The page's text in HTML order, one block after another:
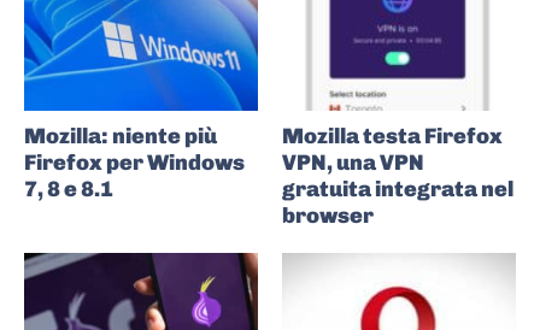
Mozilla: niente più
Firefox per Windows
7, 8 e 8.1
Mozilla testa Firefox
VPN, una VPN
gratuita integrata nel
browser